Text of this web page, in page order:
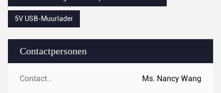
Contactpersonen
Contactpersonen: Ms. Nancy Wang
5V USB-Muurlader